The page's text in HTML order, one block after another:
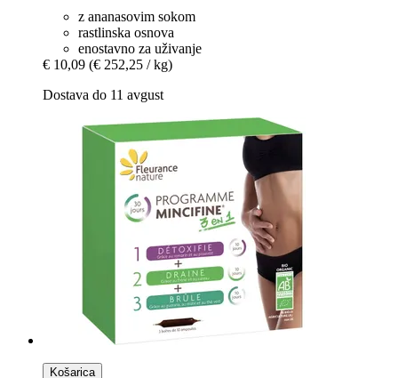
z ananasovim sokom
rastlinska osnova
enostavno za uživanje
€ 10,09 (€ 252,25 / kg)
Dostava do 11 avgust
Košarica